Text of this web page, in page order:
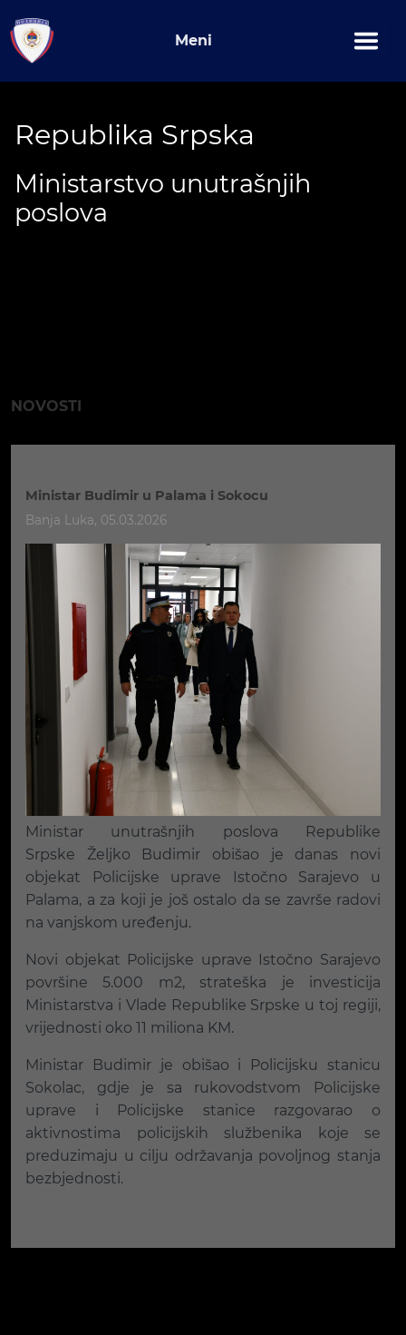
Meni
Republika Srpska
Ministarstvo unutrašnjih
poslova
NOVOSTI
Ministar Budimir u Palama i Sokocu
Banja Luka, 05.03.2026
Ministar unutrašnjih poslova Republike
Srpske Željko Budimir obišao je danas novi
objekat Policijske uprave Istočno Sarajevo u
Palama, a za koji je još ostalo da se završe radovi
na vanjskom uređenju.
Novi objekat Policijske uprave Istočno Sarajevo
površine 5.000 m2, strateška je investicija
Ministarstva i Vlade Republike Srpske u toj regiji,
vrijednosti oko 11 miliona KM.
Ministar Budimir je obišao i Policijsku stanicu
Sokolac, gdje je sa rukovodstvom Policijske
uprave i Policijske stanice razgovarao o
aktivnostima policijskih službenika koje se
preduzimaju u cilju održavanja povoljnog stanja
bezbjednosti.